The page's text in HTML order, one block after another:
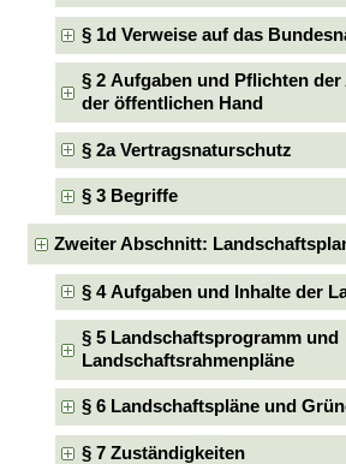
§ 1d Verweise auf das
§ 2 Aufgaben und Pflichten der
der öffentlichen Hand
§ 2a Vertragsnaturschutz
§ 3 Begriffe
Zweiter Abschnitt:
§ 4 Aufgaben und Inhalte der
§ 5 Landschaftsprogramm und
Landschaftsrahmenpläne
§ 6 Landschaftspläne und
§ 7 Zuständigkeiten